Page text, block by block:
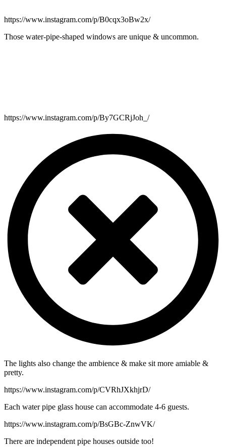
https://www.instagram.com/p/B0cqx3oBw2x/
Those water-pipe-shaped windows are unique & uncommon.
https://www.instagram.com/p/By7GCRjJoh_/
The lights also change the ambience & make sit more amiable &
pretty.
https://www.instagram.com/p/CVRhJXkhjrD/
Each water pipe glass house can accommodate 4-6 guests.
https://www.instagram.com/p/BsGBc-ZnwVK/
There are independent pipe houses outside too!